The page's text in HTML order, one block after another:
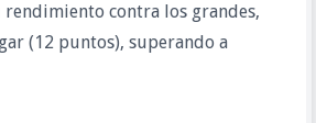
rendimiento contra los grandes,
(12 puntos), superando a